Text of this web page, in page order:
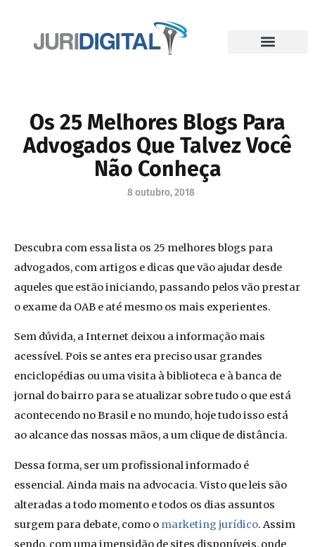
Os 25 Melhores Blogs Para
Advogados Que Talvez Você
Não Conheça
8 outubro, 2018
Descubra com essa lista os 25 melhores blogs para
advogados, com artigos e dicas que vão ajudar desde
aqueles que estão iniciando, passando pelos vão prestar
o exame da OAB e até mesmo os mais experientes.
Sem dúvida, a Internet deixou a informação mais
acessível. Pois se antes era preciso usar grandes
enciclopédias ou uma visita à biblioteca e à banca de
jornal do bairro para se atualizar sobre tudo o que está
acontecendo no Brasil e no mundo, hoje tudo isso está
ao alcance das nossas mãos, a um clique de distância.
Dessa forma, ser um profissional informado é
essencial. Ainda mais na advocacia. Visto que leis são
alteradas a todo momento e todos os dias assuntos
surgem para debate, como o marketing jurídico. Assim
sendo, com uma imensidão de sites disponíveis, onde